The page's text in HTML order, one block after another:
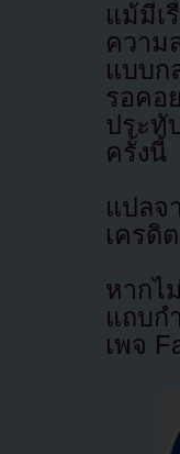
แม้มีเ
ความ
แบบก
รอคอ
ประทั
ครั้งนี้
แปล
เครดิ
หากไ
แถบก
เพจ